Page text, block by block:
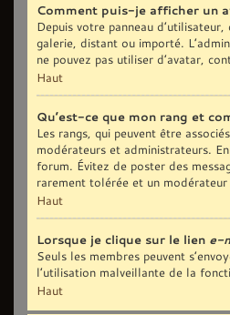
Comment puis-je afficher un
Depuis votre panneau
galerie, distant ou importé.
ne pouvez pas utiliser d’avatar,
Haut
Qu’est-ce que mon rang et
Les rangs, qui peuvent être
modérateurs et administrateurs.
forum. Évitez de poster des
rarement tolérée et un
Haut
Lorsque je clique sur le lien e-
Seuls les membres peuvent
l’utilisation malveillante de la
Haut